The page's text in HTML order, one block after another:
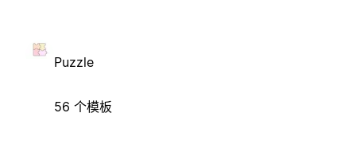
Puzzle
56 个模板